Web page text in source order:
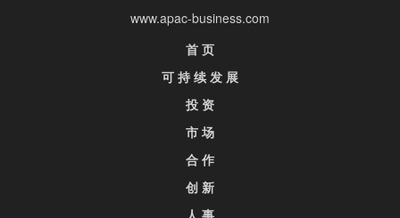
www.apac-business.com
首 页
可 持 续 发 展
投 资
市 场
合 作
创 新
人 事